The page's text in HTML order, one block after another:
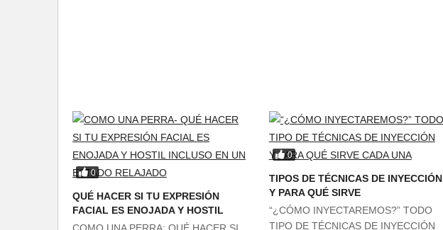
0
QUÉ HACER SI TU EXPRESIÓN
FACIAL ES ENOJADA Y HOSTIL
0
TIPOS DE TÉCNICAS DE INYECCIÓN
Y PARA QUÉ SIRVE
“¿CÓMO INYECTAREMOS?” TODO
TIPO DE TÉCNICAS DE INYECCIÓN